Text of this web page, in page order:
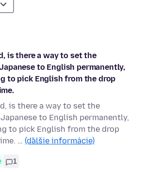
is there a way to set the
to English permanently,
to pick English from the drop
is there a way to set the
to English permanently,
to pick English from the drop
… (ďalšie informácie)
1